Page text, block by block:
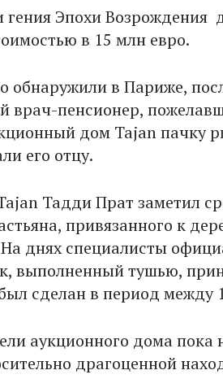
гения Эпохи Возрождения
в 15 млн евро.
обнаружили в Париже,
врач-пенсионер,
дом Tajan пачку
его отцу.
Тадди Прат заметил
привязанного к
На днях специалисты
выполненный тушью,
сделан в период между
аукционного дома пока
драгоценной